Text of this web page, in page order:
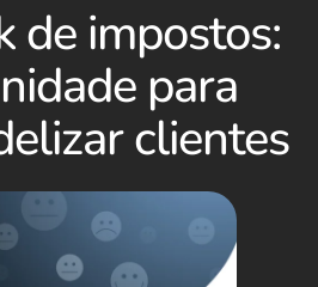
de impostos:
para
clientes